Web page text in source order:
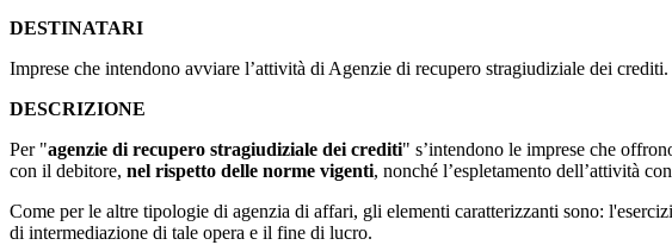
DESTINATARI
Imprese che intendono avviare l’attività di Agenzie di recupero stragiudiziale dei crediti.
DESCRIZIONE
Per "agenzie di recupero stragiudiziale dei crediti" s’intendono le imprese che
con il debitore, nel rispetto delle norme vigenti, nonché l’espletamento dell’attività
Come per le altre tipologie di agenzia di affari, gli elementi caratterizzanti sono:
di intermediazione di tale opera e il fine di lucro.